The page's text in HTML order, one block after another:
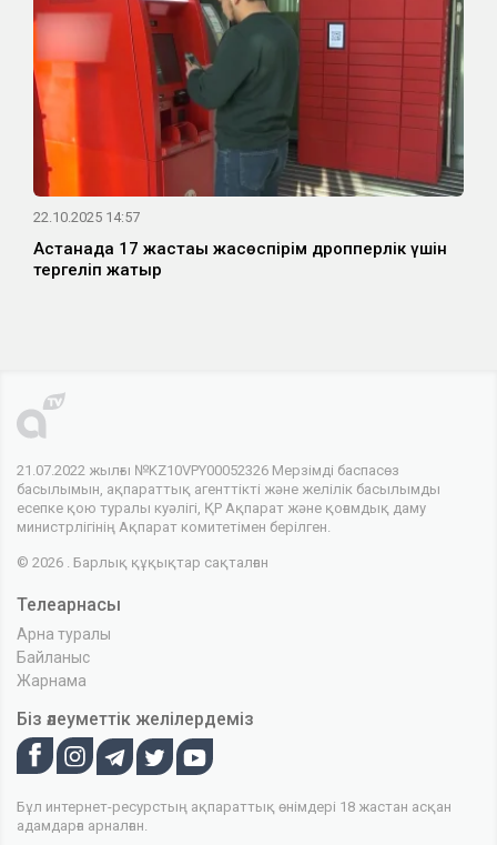
22.10.2025 14:57
Астанада 17 жастағы жасөспірім дропперлік үшін
тергеліп жатыр
21.07.2022 жылғы №KZ10VPY00052326 Мерзімді баспасөз
басылымын, ақпараттық агенттікті және желілік басылымды
есепке қою туралы куәлігі, ҚР Ақпарат және қоғамдық даму
министрлігінің Ақпарат комитетімен берілген.
© 2026 . Барлық құқықтар сақталған
Телеарнасы
Арна туралы
Байланыс
Жарнама
Біз әлеуметтік желілердеміз
Бұл интернет-ресурстың ақпараттық өнімдері 18 жастан асқан
адамдарға арналған.